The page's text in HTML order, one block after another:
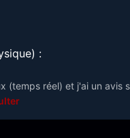
:
(temps réel) et j'ai un avis